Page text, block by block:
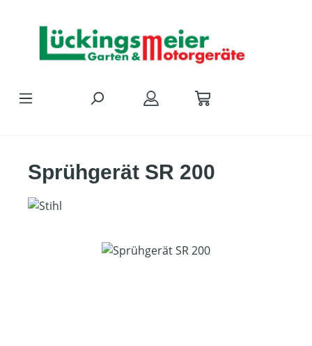
Sprühgerät SR 200
Bildergalerie überspringen